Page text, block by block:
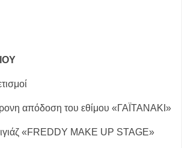
απόδοση του εθίμου «ΓΑΪΤΑΝΑΚΙ»
«FREDDY MAKE UP STAGE»